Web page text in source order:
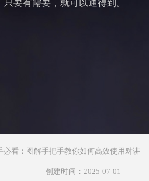
必看：图解手把手教你如何高效使用对讲
创建时间： 2025-07-01
要有需要，就可以通得到。